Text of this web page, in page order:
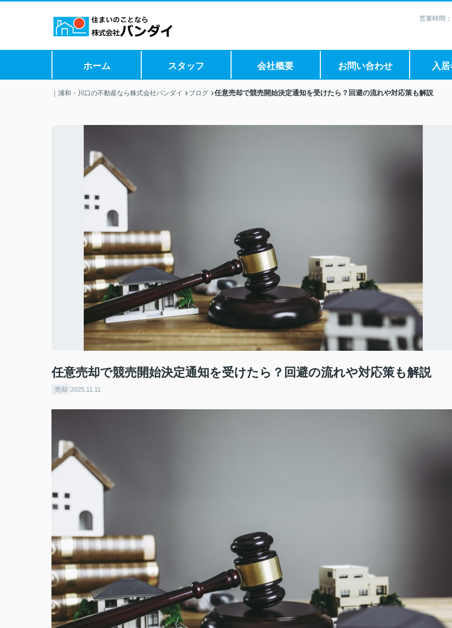
営業時間
ホーム スタッフ 会社概要 お問い合わせ 入
｜浦和・川口の不動産なら株式会社バンダイ ブログ 任意売却で競売開始決定通知を受けたら？回避の流れや対応策も解説
任意売却で競売開始決定通知を受けたら？回避の流れや対応策も解説
売却 2025.11.11